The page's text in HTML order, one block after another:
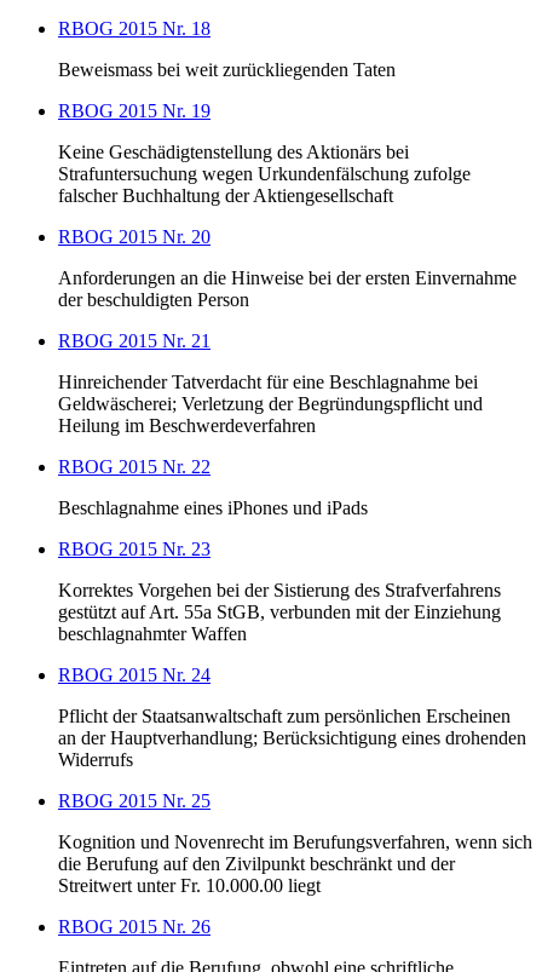
RBOG 2015 Nr. 18
Beweismass bei weit zurückliegenden Taten
RBOG 2015 Nr. 19
Keine Geschädigtenstellung des Aktionärs bei
Strafuntersuchung wegen Urkundenfälschung zufolge
falscher Buchhaltung der Aktiengesellschaft
RBOG 2015 Nr. 20
Anforderungen an die Hinweise bei der ersten Einvernahme
der beschuldigten Person
RBOG 2015 Nr. 21
Hinreichender Tatverdacht für eine Beschlagnahme bei
Geldwäscherei; Verletzung der Begründungspflicht und
Heilung im Beschwerdeverfahren
RBOG 2015 Nr. 22
Beschlagnahme eines iPhones und iPads
RBOG 2015 Nr. 23
Korrektes Vorgehen bei der Sistierung des Strafverfahrens
gestützt auf Art. 55a StGB, verbunden mit der Einziehung
beschlagnahmter Waffen
RBOG 2015 Nr. 24
Pflicht der Staatsanwaltschaft zum persönlichen Erscheinen
an der Hauptverhandlung; Berücksichtigung eines drohenden
Widerrufs
RBOG 2015 Nr. 25
Kognition und Novenrecht im Berufungsverfahren, wenn sich
die Berufung auf den Zivilpunkt beschränkt und der
Streitwert unter Fr. 10.000.00 liegt
RBOG 2015 Nr. 26